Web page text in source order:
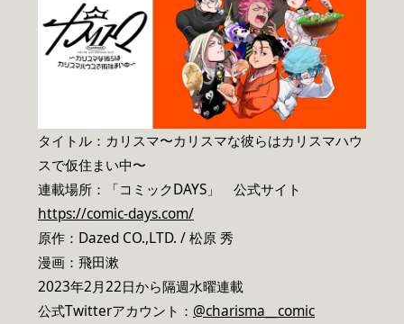
タイトル：カリスマ〜カリスマな彼らはカリスマハウ
スで仮住まい中〜
連載場所：「コミックDAYS」 公式サイト
https://comic-days.com/
原作：Dazed CO.,LTD. / 松原 秀
漫画：飛田漱
2023年2月22日から隔週水曜連載
公式Twitterアカウント： @charisma__comic